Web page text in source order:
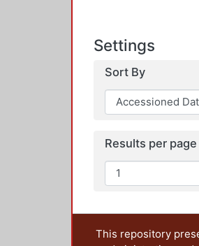
Settings
Sort By
Results per page
This repository